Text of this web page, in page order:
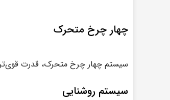
چهار چرخ متحرک
سیستم چهار چرخ متحرک، قدرت قوی‌تر
سیستم روشنایی